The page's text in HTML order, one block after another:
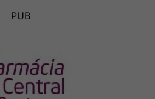
PUB